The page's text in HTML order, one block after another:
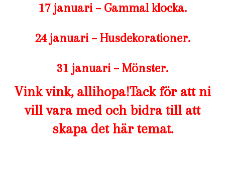
17 januari – Gammal klocka.
24 januari – Husdekorationer.
31 januari – Mönster.
Vink vink, allihopa!Tack för att ni
vill vara med och bidra till att
skapa det här temat.